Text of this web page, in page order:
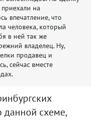
приехали на
впечатление, что
человека, который
в ней так же
владелец. Ну,
продавец и
сейчас вместе
данной схеме,